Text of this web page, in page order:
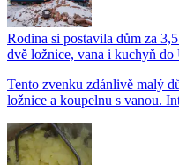
Rodina si postavila dům za
dvě ložnice, vana i kuchyň do
Tento zvenku zdánlivě malý
ložnice a koupelnu s vanou.